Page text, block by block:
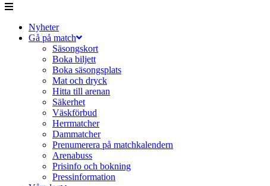
Nyheter
Gå på match
Säsongskort
Boka biljett
Boka säsongsplats
Mat och dryck
Hitta till arenan
Säkerhet
Väskförbud
Herrmatcher
Dammatcher
Prenumerera på matchkalendern
Arenabuss
Prisinfo och bokning
Pressinformation